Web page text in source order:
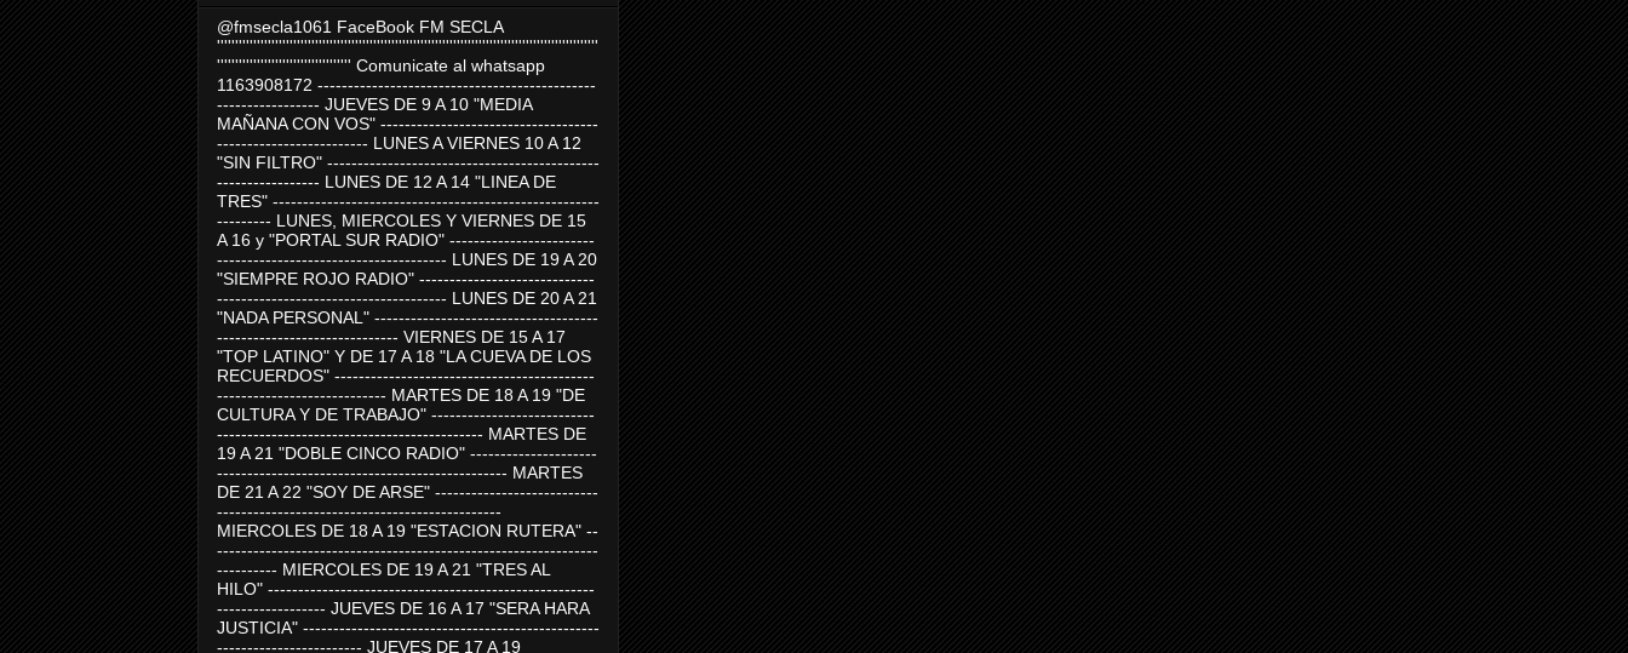
@fmsecla1061 FaceBook FM SECLA
'''''''''''''''''''''''''''''''''''''''''''''''''''''''''''''''''''''''''''''''''''''''''''''''''''''''''
''''''''''''''''''''''''''''''''''''' Comunicate al whatsapp
1163908172 ----------------------------------------------
----------------- JUEVES DE 9 A 10 "MEDIA
MAÑANA CON VOS" ------------------------------------
------------------------- LUNES A VIERNES 10 A 12
"SIN FILTRO" ---------------------------------------------
----------------- LUNES DE 12 A 14 "LINEA DE
TRES" ------------------------------------------------------
--------- LUNES, MIERCOLES Y VIERNES DE 15
A 16 y "PORTAL SUR RADIO" ------------------------
-------------------------------------- LUNES DE 19 A 20
"SIEMPRE ROJO RADIO" -----------------------------
-------------------------------------- LUNES DE 20 A 21
"NADA PERSONAL" -------------------------------------
------------------------------ VIERNES DE 15 A 17
"TOP LATINO" Y DE 17 A 18 "LA CUEVA DE LOS
RECUERDOS" -------------------------------------------
---------------------------- MARTES DE 18 A 19 "DE
CULTURA Y DE TRABAJO" ---------------------------
-------------------------------------------- MARTES DE
19 A 21 "DOBLE CINCO RADIO" ---------------------
------------------------------------------------ MARTES
DE 21 A 22 "SOY DE ARSE" ---------------------------
-----------------------------------------------
MIERCOLES DE 18 A 19 "ESTACION RUTERA" --
---------------------------------------------------------------
---------- MIERCOLES DE 19 A 21 "TRES AL
HILO" ------------------------------------------------------
------------------ JUEVES DE 16 A 17 "SERA HARA
JUSTICIA" -------------------------------------------------
------------------------ JUEVES DE 17 A 19